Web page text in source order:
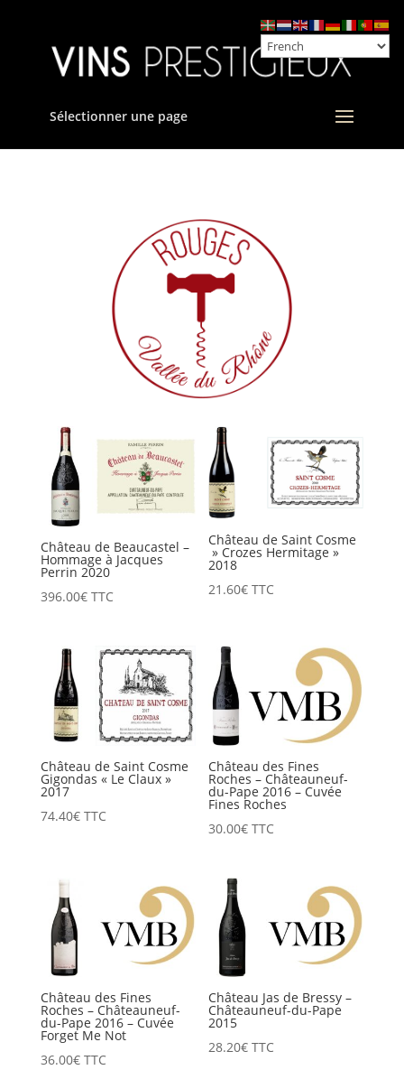
Sélectionner une page
Château de Beaucastel –
Hommage à Jacques
Perrin 2020
396.00€ TTC
Château de Saint Cosme
» Crozes Hermitage »
2018
21.60€ TTC
Château de Saint Cosme
Gigondas « Le Claux »
2017
74.40€ TTC
Château des Fines
Roches – Châteauneuf-
du-Pape 2016 – Cuvée
Fines Roches
30.00€ TTC
Château des Fines
Roches – Châteauneuf-
du-Pape 2016 – Cuvée
Forget Me Not
36.00€ TTC
Château Jas de Bressy –
Châteauneuf-du-Pape
2015
28.20€ TTC